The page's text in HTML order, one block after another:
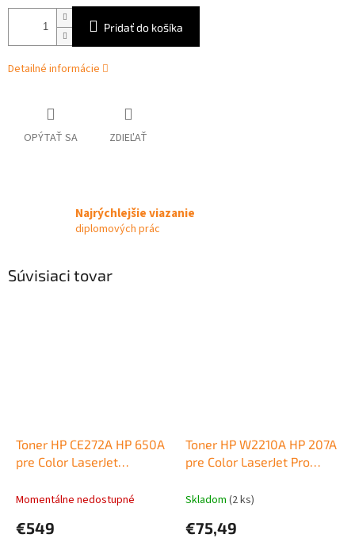
Pridať do košíka
Detailné informácie
OPÝTAŤ SA ZDIEĽAŤ
Najrýchlejšie viazanie
diplomových prác
Súvisiaci tovar
Toner HP CE272A HP 650A
pre Color LaserJet
yellow (15.000 str.)
Momentálne nedostupné
€549
Toner HP W2210A HP 207A
pre Color LaserJet Pro
black (1.350 str.)
Skladom (2 ks)
€75,49